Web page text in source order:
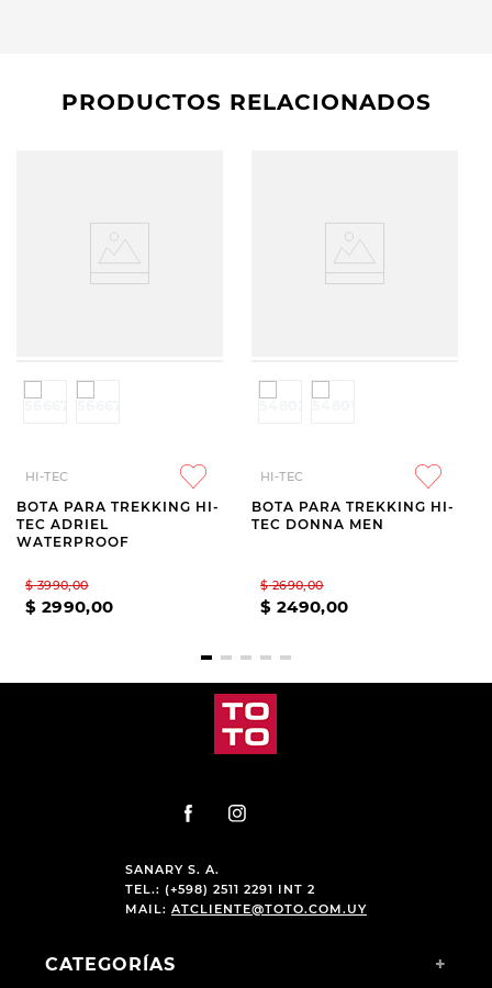
PRODUCTOS RELACIONADOS
HI-TEC
BOTA PARA TREKKING HI-
TEC ADRIEL
WATERPROOF
$ 3990,00
$ 2990,00
HI-TEC
BOTA PARA TREKKING HI-
TEC DONNA MEN
$ 2690,00
$ 2490,00
SANARY S. A.
TEL.: (+598) 2511 2291 INT 2
MAIL: ATCLIENTE@TOTO.COM.UY
CATEGORÍAS +